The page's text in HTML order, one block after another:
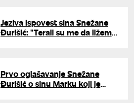
Jeziva ispovest sina Snežane
Đurišić: "Terali su me da ližem
Prvo oglašavanje Snežane
Đurišić o sinu Marku koji je